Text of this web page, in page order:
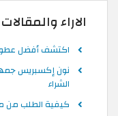
الاراء والمقالات
اكتشف أفضل عطور اوسما 2026
نون إكسبريس
الشراء
كيفية الطلب من